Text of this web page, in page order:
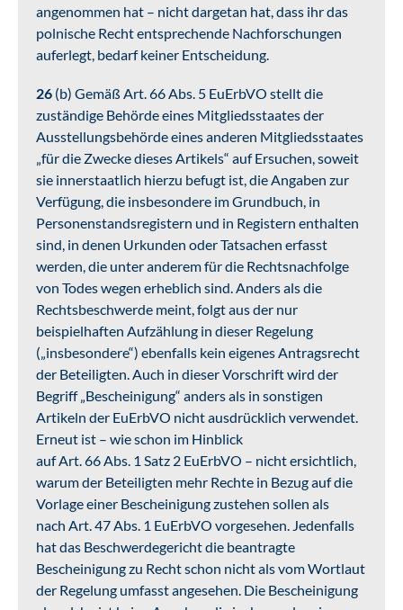
angenommen hat – nicht dargetan hat, dass ihr das
polnische Recht entsprechende Nachforschungen
auferlegt, bedarf keiner Entscheidung.
26 (b) Gemäß Art. 66 Abs. 5 EuErbVO stellt die
zuständige Behörde eines Mitgliedsstaates der
Ausstellungsbehörde eines anderen Mitgliedsstaates
„für die Zwecke dieses Artikels“ auf Ersuchen, soweit
sie innerstaatlich hierzu befugt ist, die Angaben zur
Verfügung, die insbesondere im Grundbuch, in
Personenstandsregistern und in Registern enthalten
sind, in denen Urkunden oder Tatsachen erfasst
werden, die unter anderem für die Rechtsnachfolge
von Todes wegen erheblich sind. Anders als die
Rechtsbeschwerde meint, folgt aus der nur
beispielhaften Aufzählung in dieser Regelung
(„insbesondere“) ebenfalls kein eigenes Antragsrecht
der Beteiligten. Auch in dieser Vorschrift wird der
Begriff „Bescheinigung“ anders als in sonstigen
Artikeln der EuErbVO nicht ausdrücklich verwendet.
Erneut ist – wie schon im Hinblick
auf Art. 66 Abs. 1 Satz 2 EuErbVO – nicht ersichtlich,
warum der Beteiligten mehr Rechte in Bezug auf die
Vorlage einer Bescheinigung zustehen sollen als
nach Art. 47 Abs. 1 EuErbVO vorgesehen. Jedenfalls
hat das Beschwerdegericht die beantragte
Bescheinigung zu Recht schon nicht als vom Wortlaut
der Regelung umfasst angesehen. Die Bescheinigung